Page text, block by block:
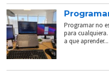
Programar no
para
a que aprender...